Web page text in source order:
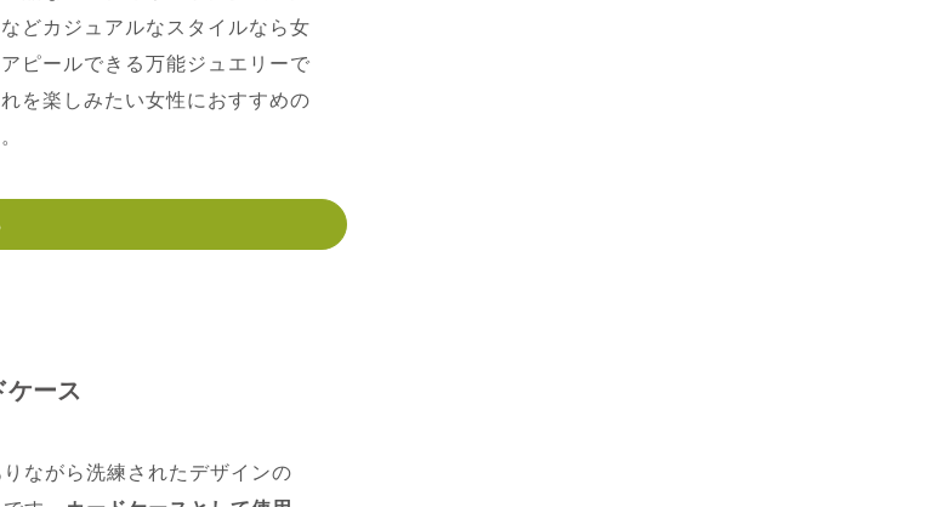
どカジュアルなスタイルなら女
ピールできる万能ジュエリーで
を楽しみたい女性におすすめの
ケース
ながら洗練されたデザインの